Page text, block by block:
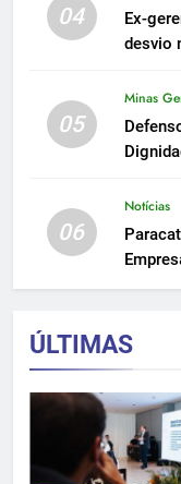
04
Ex-
desvio
05
Minas
06
Notícias
ÚLTIMAS